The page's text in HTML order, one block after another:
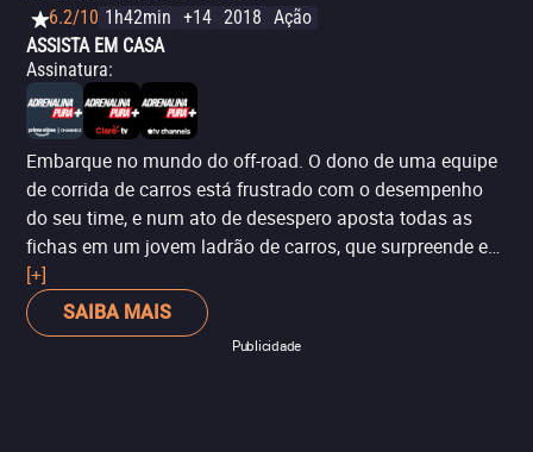
para se divertir com ação frenética e comédia.
6.2/10 1h42min +14 2018 Ação
ASSISTA EM CASA
Assinatura:
Embarque no mundo do off-road. O dono de uma equipe
de corrida de carros está frustrado com o desempenho
do seu time, e num ato de desespero aposta todas as
fichas em um jovem ladrão de carros, que surpreende e
apresenta um potencial único na pista.
[+]
SAIBA MAIS
Publicidade